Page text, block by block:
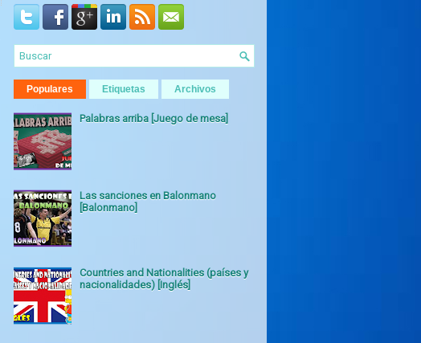
Populares Etiquetas Archivos
Palabras arriba [Juego de mesa]
Las sanciones en Balonmano
[Balonmano]
Countries and Nationalities (países y
nacionalidades) [Inglés]